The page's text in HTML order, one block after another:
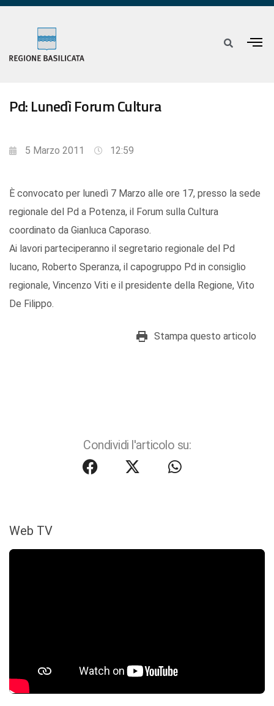
Pd: Lunedì Forum Cultura
5 Marzo 2011 12:59
È convocato per lunedì 7 Marzo alle ore 17, presso la sede
regionale del Pd a Potenza, il Forum sulla Cultura
coordinato da Gianluca Caporaso.
Ai lavori parteciperanno il segretario regionale del Pd
lucano, Roberto Speranza, il capogruppo Pd in consiglio
regionale, Vincenzo Viti e il presidente della Regione, Vito
De Filippo.
Stampa questo articolo
Condividi l'articolo su:
Web TV